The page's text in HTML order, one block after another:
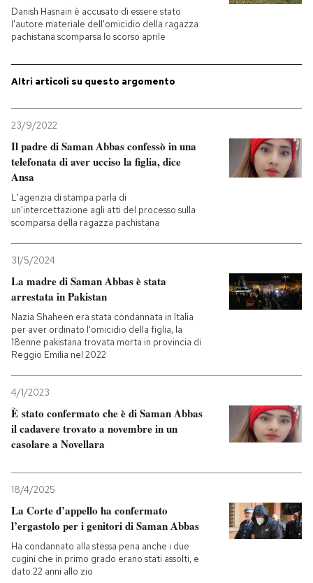
PODCAST
NEWSLETTER
I MIEI PREFERITI
SHOP
CALENDARIO
AREA PERSONALE
Entra
Danish Hasnain è accusato di essere stato
l'autore materiale dell'omicidio della ragazza
pachistana scomparsa lo scorso aprile
Altri articoli su questo argomento
23/9/2022
Il padre di Saman Abbas confessò in una
telefonata di aver ucciso la figlia, dice
Ansa
L'agenzia di stampa parla di
un'intercettazione agli atti del processo sulla
scomparsa della ragazza pachistana
31/5/2024
La madre di Saman Abbas è stata
arrestata in Pakistan
Nazia Shaheen era stata condannata in Italia
per aver ordinato l'omicidio della figlia, la
18enne pakistana trovata morta in provincia di
Reggio Emilia nel 2022
4/1/2023
È stato confermato che è di Saman Abbas
il cadavere trovato a novembre in un
casolare a Novellara
18/4/2025
La Corte d’appello ha confermato
l’ergastolo per i genitori di Saman Abbas
Ha condannato alla stessa pena anche i due
cugini che in primo grado erano stati assolti, e
dato 22 anni allo zio